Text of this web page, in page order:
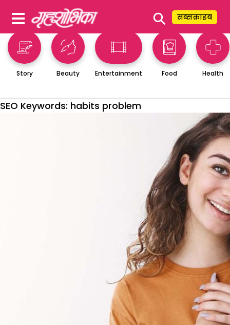
⚲ सब्सक्राइब
Story Beauty Entertainment Food Health
SEO Keywords: habits problem